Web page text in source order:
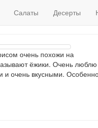
Салаты Десерты
очень похожи на
ёжики. Очень люблю
и очень вкусными.